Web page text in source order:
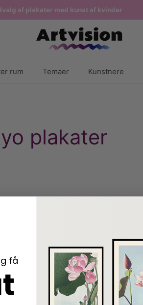
af plakater med kunst af kvinder
rum Temaer Kunstnere
plakater
få